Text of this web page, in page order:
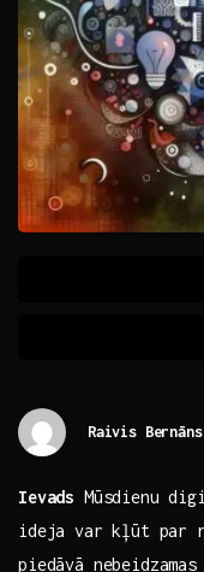
Raivis Bernāns
Ievads Mūsdienu
ideja var kļūt par
piedāvā